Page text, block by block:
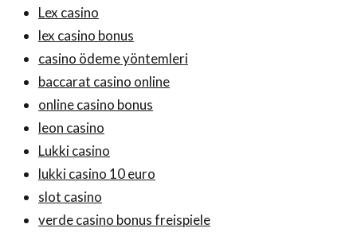
Lex casino
lex casino bonus
casino ödeme yöntemleri
baccarat casino online
online casino bonus
leon casino
Lukki casino
lukki casino 10 euro
slot casino
verde casino bonus freispiele